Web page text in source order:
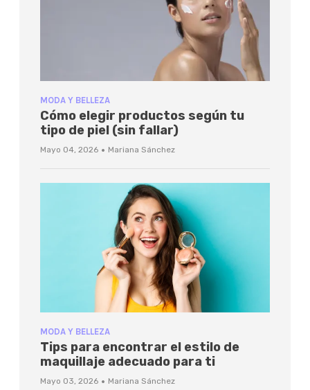
MODA Y BELLEZA
Cómo elegir productos según tu
tipo de piel (sin fallar)
Mayo 04, 2026 · Mariana Sánchez
MODA Y BELLEZA
Tips para encontrar el estilo de
maquillaje adecuado para ti
Mayo 03, 2026 · Mariana Sánchez